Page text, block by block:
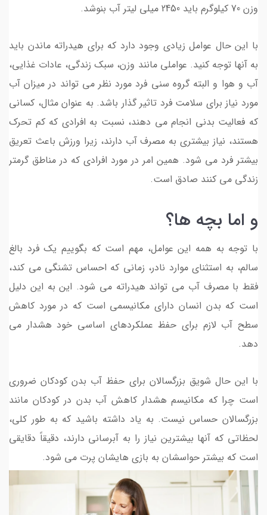
وزن 70 کیلوگرم باید 2450 میلی لیتر آب بنوشد.
با این حال عوامل زیادی وجود دارد که برای هیدراته ماندن باید
به آنها توجه کنید. عواملی مانند وزن، سبک زندگی، عادات غذایی،
آب و هوا و البته گروه سنی فرد مورد نظر می تواند در میزان آب
مورد نیاز برای سلامت فرد تاثیر گذار باشد. به عنوان مثال، کسانی
که فعالیت بدنی انجام می دهند، نسبت به افرادی که کم تحرک
هستند، نیاز بیشتری به مصرف آب دارند، زیرا ورزش باعث تعریق
بیشتر فرد می شود. همین امر در مورد افرادی که در مناطق گرمتر
زندگی می کنند صادق است.
و اما بچه ها؟
با توجه به همه این عوامل، مهم است که بگوییم یک فرد بالغ
سالم، به استثنای موارد نادر، زمانی که احساس تشنگی می کند،
فقط با مصرف آب می تواند هیدراته می شود. این به این دلیل
است که بدن انسان دارای مکانیسمی است که در مورد کاهش
سطح آب لازم برای حفظ عملکردهای اساسی خود هشدار می
دهد.
با این حال شویق بزرگسالان برای حفظ آب بدن کودکان ضروری
است چرا که مکانیسم هشدار کاهش آب بدن در کودکان مانند
بزرگسالان حساس نیست. به یاد داشته باشید که به طور کلی،
لحظاتی که آنها بیشترین نیاز را به آبرسانی دارند، دقیقاً دقایقی
است که بیشتر حواسشان به بازی هایشان پرت می شود.